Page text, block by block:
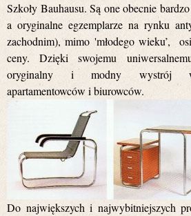
Szkoły Bauhausu. Są one obecnie
a oryginalne egzemplarze na rynku
zachodnim), mimo 'młodego wieku’,
ceny. Dzięki swojemu
oryginalny i modny wystrój
apartamentowców i biurowców.
Do największych i najwybitniejszych